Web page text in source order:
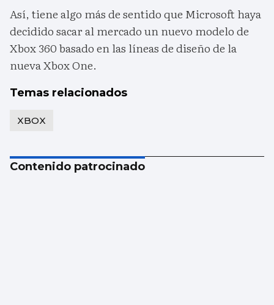
Así, tiene algo más de sentido que Microsoft haya
decidido sacar al mercado un nuevo modelo de
Xbox 360 basado en las líneas de diseño de la
nueva Xbox One.
Temas relacionados
XBOX
Contenido patrocinado